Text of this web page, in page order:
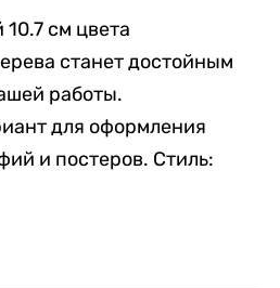
см цвета
станет достойным
работы.
для оформления
и постеров. Стиль: